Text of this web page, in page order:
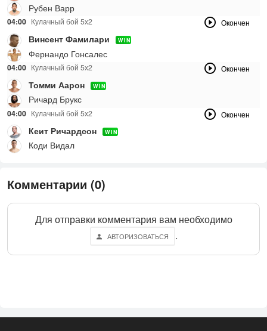
Рубен Варр
04:00 Кулачный бой 5х2 Окончен
Винсент Фамилари WIN
Фернандо Гонсалес
04:00 Кулачный бой 5х2 Окончен
Томми Аарон WIN
Ричард Брукс
04:00 Кулачный бой 5х2 Окончен
Кеит Ричардсон WIN
Коди Видал
Комментарии (0)
Для отправки комментария вам необходимо
АВТОРИЗОВАТЬСЯ .